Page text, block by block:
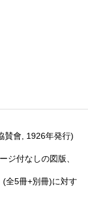
賛會, 1926年発行)
ジ付なしの図版、
全5冊+別冊)に対す